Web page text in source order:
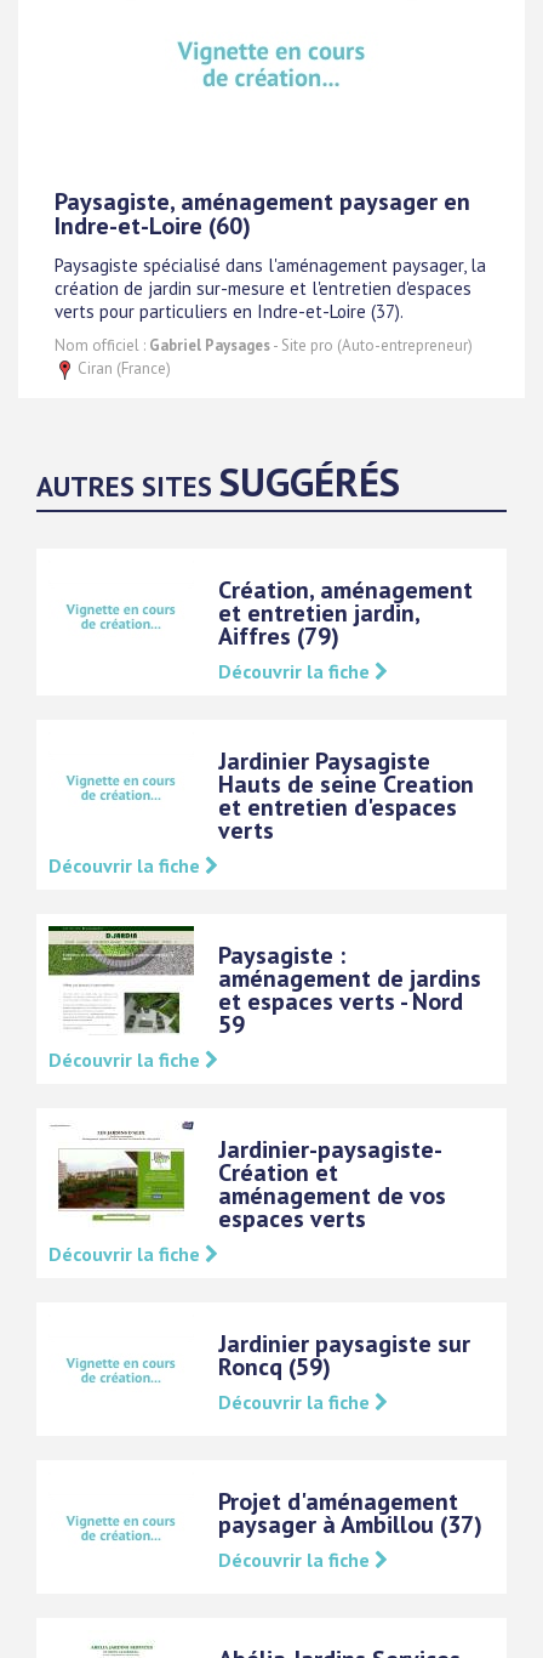
Paysagiste, aménagement paysager en
Indre-et-Loire (60)
Paysagiste spécialisé dans l'aménagement paysager, la
création de jardin sur-mesure et l'entretien d'espaces
verts pour particuliers en Indre-et-Loire (37).
Nom officiel : Gabriel Paysages- Site pro (Auto-entrepreneur)
Ciran (France)
AUTRES SITES SUGGÉRÉS
Création, aménagement
et entretien jardin,
Aiffres (79)
Découvrir la fiche
Jardinier Paysagiste
Hauts de seine Creation
et entretien d'espaces
verts
Découvrir la fiche
Paysagiste :
aménagement de jardins
et espaces verts - Nord
59
Découvrir la fiche
Jardinier-paysagiste-
Création et
aménagement de vos
espaces verts
Découvrir la fiche
Jardinier paysagiste sur
Roncq (59)
Découvrir la fiche
Projet d'aménagement
paysager à Ambillou (37)
Découvrir la fiche